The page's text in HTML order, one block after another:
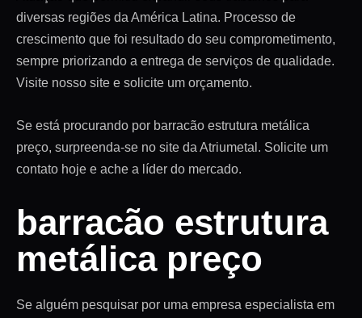
diversas regiões da América Latina. Processo de
crescimento que foi resultado do seu comprometimento,
sempre priorizando a entrega de serviços de qualidade.
Visite nosso site e solicite um orçamento.
Se está procurando por barracão estrutura metálica
preço, surpreenda-se no site da Atriumetal. Solicite um
contato hoje e ache a líder do mercado.
barracão estrutura
metálica preço
Se alguém pesquisar por uma empresa especialista em